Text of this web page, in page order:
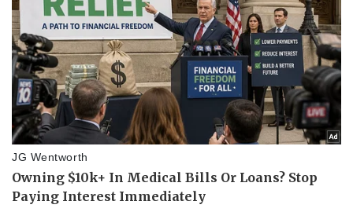
Pháp luật
Vụ án
Tin nóng
Tư vấn luật
Quân sự - Quốc
Vũ khí
Việt Nam
Phân tích